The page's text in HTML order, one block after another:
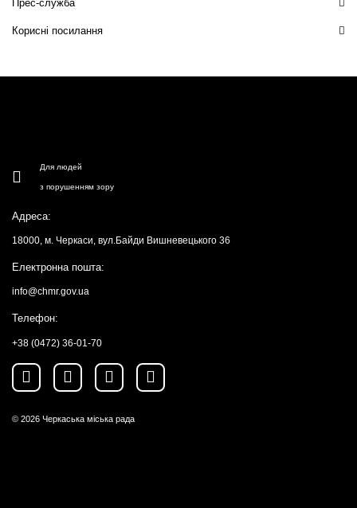
Прес-служба
Корисні посилання
Для людей
з порушенням зору
Адреса:
18000, м. Черкаси, вул.Байди Вишневецького 36
Електронна пошта:
info@chmr.gov.ua
Телефон:
+38 (0472) 36-01-70
© 2026 Черкаська міська рада